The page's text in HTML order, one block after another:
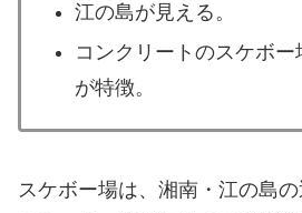
江の島が見える。
コンクリートのスケボ
が特徴。
スケボー場は、湘南・江の島